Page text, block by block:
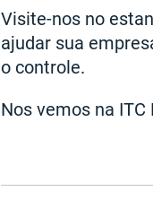
Visite-nos no
ajudar sua
o controle.
Nos vemos na ITC